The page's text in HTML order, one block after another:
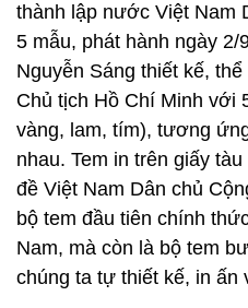
thành lập nước Việt Nam
5 mẫu, phát hành ngày
Nguyễn Sáng thiết kế,
Chủ tịch Hồ Chí Minh với
vàng, lam, tím), tương
nhau. Tem in trên giấy
đề Việt Nam Dân chủ
bộ tem đầu tiên chính
Nam, mà còn là bộ tem
chúng ta tự thiết kế, in ấn